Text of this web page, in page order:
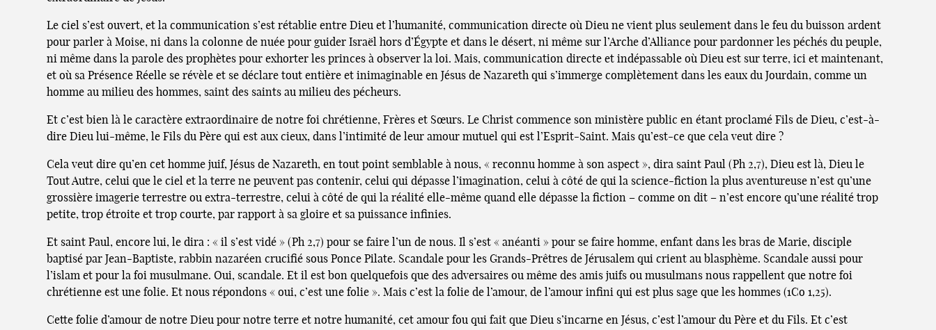
Le ciel s’est ouvert, et la communication s’est rétablie entre Dieu et l’humanité, communication directe où Dieu ne vient plus seulement dans le feu du buisson ardent
pour parler à Moise, ni dans la colonne de nuée pour guider Israël hors d’Égypte et dans le désert, ni même sur l’Arche d’Alliance pour pardonner les péchés du peuple,
ni même dans la parole des prophètes pour exhorter les princes à observer la loi. Mais, communication directe et indépassable où Dieu est sur terre, ici et maintenant,
et où sa Présence Réelle se révèle et se déclare tout entière et inimaginable en Jésus de Nazareth qui s’immerge complètement dans les eaux du Jourdain, comme un
homme au milieu des hommes, saint des saints au milieu des pécheurs.
Et c’est bien là le caractère extraordinaire de notre foi chrétienne, Frères et Sœurs. Le Christ commence son ministère public en étant proclamé Fils de Dieu, c’est-à-
dire Dieu lui-même, le Fils du Père qui est aux cieux, dans l’intimité de leur amour mutuel qui est l’Esprit-Saint. Mais qu’est-ce que cela veut dire ?
Cela veut dire qu’en cet homme juif, Jésus de Nazareth, en tout point semblable à nous, « reconnu homme à son aspect », dira saint Paul (Ph 2,7), Dieu est là, Dieu le
Tout Autre, celui que le ciel et la terre ne peuvent pas contenir, celui qui dépasse l’imagination, celui à côté de qui la science-fiction la plus aventureuse n’est qu’une
grossière imagerie terrestre ou extra-terrestre, celui à côté de qui la réalité elle-même quand elle dépasse la fiction – comme on dit – n’est encore qu’une réalité trop
petite, trop étroite et trop courte, par rapport à sa gloire et sa puissance infinies.
Et saint Paul, encore lui, le dira : « il s’est vidé » (Ph 2,7) pour se faire l’un de nous. Il s’est « anéanti » pour se faire homme, enfant dans les bras de Marie, disciple
baptisé par Jean-Baptiste, rabbin nazaréen crucifié sous Ponce Pilate. Scandale pour les Grands-Prêtres de Jérusalem qui crient au blasphème. Scandale aussi pour
l’islam et pour la foi musulmane. Oui, scandale. Et il est bon quelquefois que des adversaires ou même des amis juifs ou musulmans nous rappellent que notre foi
chrétienne est une folie. Et nous répondons « oui, c’est une folie ». Mais c’est la folie de l’amour, de l’amour infini qui est plus sage que les hommes (1Co 1,25).
Cette folie d’amour de notre Dieu pour notre terre et notre humanité, cet amour fou qui fait que Dieu s’incarne en Jésus, c’est l’amour du Père et du Fils. Et c’est